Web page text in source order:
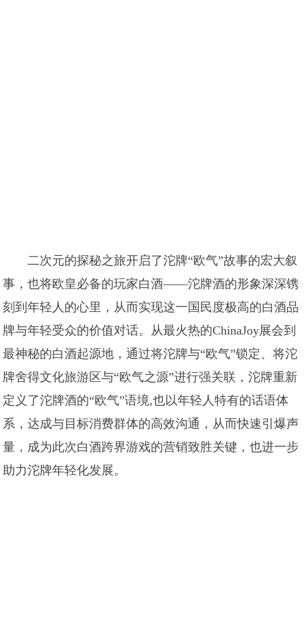
二次元的探秘之旅开启了沱牌“欧气”故事的宏大叙
事，也将欧皇必备的玩家白酒——沱牌酒的形象深深镌
刻到年轻人的心里，从而实现这一国民度极高的白酒品
牌与年轻受众的价值对话。从最火热的ChinaJoy展会到
最神秘的白酒起源地，通过将沱牌与“欧气”锁定、将沱
牌舍得文化旅游区与“欧气之源”进行强关联，沱牌重新
定义了沱牌酒的“欧气”语境,也以年轻人特有的话语体
系，达成与目标消费群体的高效沟通，从而快速引爆声
量，成为此次白酒跨界游戏的营销致胜关键，也进一步
助力沱牌年轻化发展。